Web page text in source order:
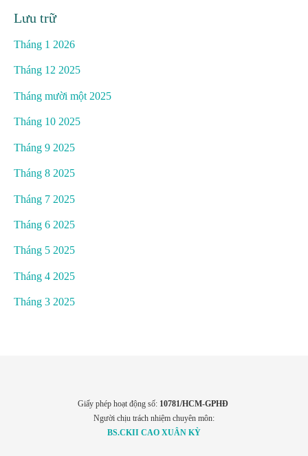
Lưu trữ
Tháng 1 2026
Tháng 12 2025
Tháng mười một 2025
Tháng 10 2025
Tháng 9 2025
Tháng 8 2025
Tháng 7 2025
Tháng 6 2025
Tháng 5 2025
Tháng 4 2025
Tháng 3 2025
Giấy phép hoạt động số: 10781/HCM-GPHĐ
Người chịu trách nhiệm chuyên môn:
BS.CKII CAO XUÂN KỲ